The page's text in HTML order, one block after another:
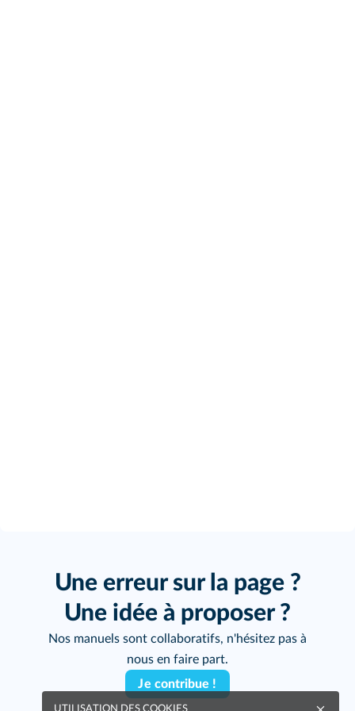
Une erreur sur la page ?
Une idée à proposer ?
Nos manuels sont collaboratifs, n'hésitez pas à
nous en faire part.
Je contribue !